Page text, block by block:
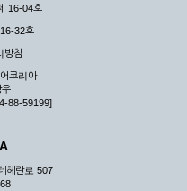
16-04호
32호
방침
코리아
우
88-59199]
헤란로 507